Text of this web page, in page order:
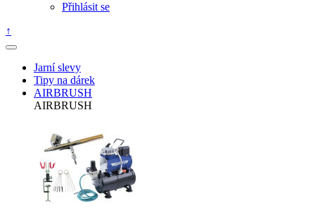
Přihlásit se
↑
Jarní slevy
Tipy na dárek
AIRBRUSH
AIRBRUSH